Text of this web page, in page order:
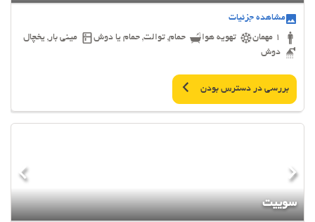
مشاهده جزئیات
1 مهمان
تهویه هوا حمام, توالت, حمام یا دوش
مینی بار, یخچال
دوش
بررسی در دسترس بودن
سوییت